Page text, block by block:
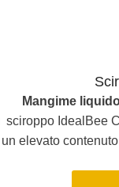
Mangime
sciroppo IdealBee
un elevato